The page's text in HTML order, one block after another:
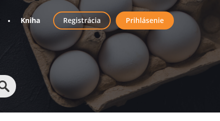
Kniha
User
account
menu
Registrácia Prihlásenie